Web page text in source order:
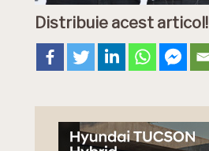
Distribuie acest articol!